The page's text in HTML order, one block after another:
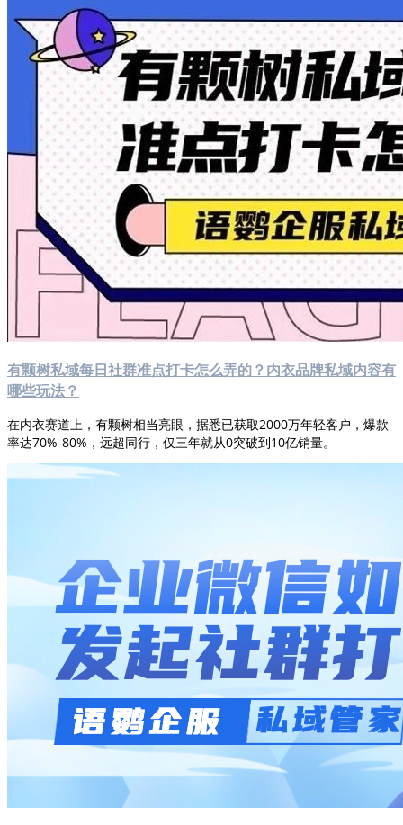
有颗树私域每日社群准点打卡怎么弄的？内衣品牌私域内容有
哪些玩法？
在内衣赛道上，有颗树相当亮眼，据悉已获取2000万年轻客户，爆款
率达70%-80%，远超同行，仅三年就从0突破到10亿销量。